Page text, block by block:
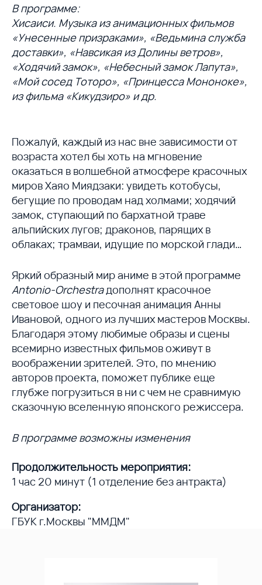
В программе:
Хисаиси. Музыка из анимационных фильмов
«Унесенные призраками», «Ведьмина служба
доставки», «Навсикая из Долины ветров»,
«Ходячий замок», «Небесный замок Лапута»,
«Мой сосед Тоторо», «Принцесса Мононоке»,
из фильма «Кикудзиро» и др.
Пожалуй, каждый из нас вне зависимости от
возраста хотел бы хоть на мгновение
оказаться в волшебной атмосфере красочных
миров Хаяо Миядзаки: увидеть котобусы,
бегущие по проводам над холмами; ходячий
замок, ступающий по бархатной траве
альпийских лугов; драконов, парящих в
облаках; трамваи, идущие по морской глади…
Яркий образный мир аниме в этой программе
Antonio-Orchestraдополнят красочное
световое шоу и песочная анимация Анны
Ивановой, одного из лучших мастеров Москвы.
Благодаря этому любимые образы и сцены
всемирно известных фильмов оживут в
воображении зрителей. Это, по мнению
авторов проекта, поможет публике еще
глубже погрузиться в ни с чем не сравнимую
сказочную вселенную японского режиссера.
В программе возможны изменения
Продолжительность мероприятия:
1 час 20 минут (1 отделение без антракта)
Организатор:
ГБУК г.Москвы "ММДМ"